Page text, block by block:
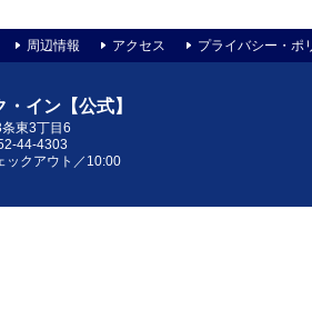
周辺情報 アクセス プライバシー・ポ
イン【公式】
東3丁目6
44-4303
クアウト／10:00